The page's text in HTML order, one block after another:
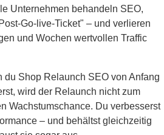
Unternehmen behandeln SEO,
Go-live-Ticket" – und verlieren
und Wochen wertvollen Traffic
du Shop Relaunch SEO von Anfang
wird der Relaunch nicht zum
Wachstumschance. Du verbesserst
– und behältst gleichzeitig